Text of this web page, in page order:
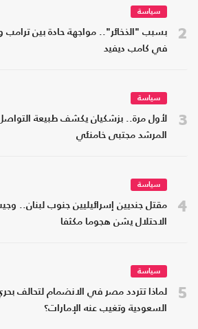
2
سياسة
بسبب "الذخائر".. مواجهة حادة بين ترامب
في كامب ديفيد
3
سياسة
لأول مرة.. بزشكيان يكشف طبيعة
المرشد مجتبى خامنئي
4
سياسة
مقتل جنديين إسرائيليين جنوب لبنان..
الاحتلال يشن هجوما مكثفا
5
سياسة
لماذا تتردد مصر في الانضمام لتحالف
السعودية وتغيب عنه الإمارات؟